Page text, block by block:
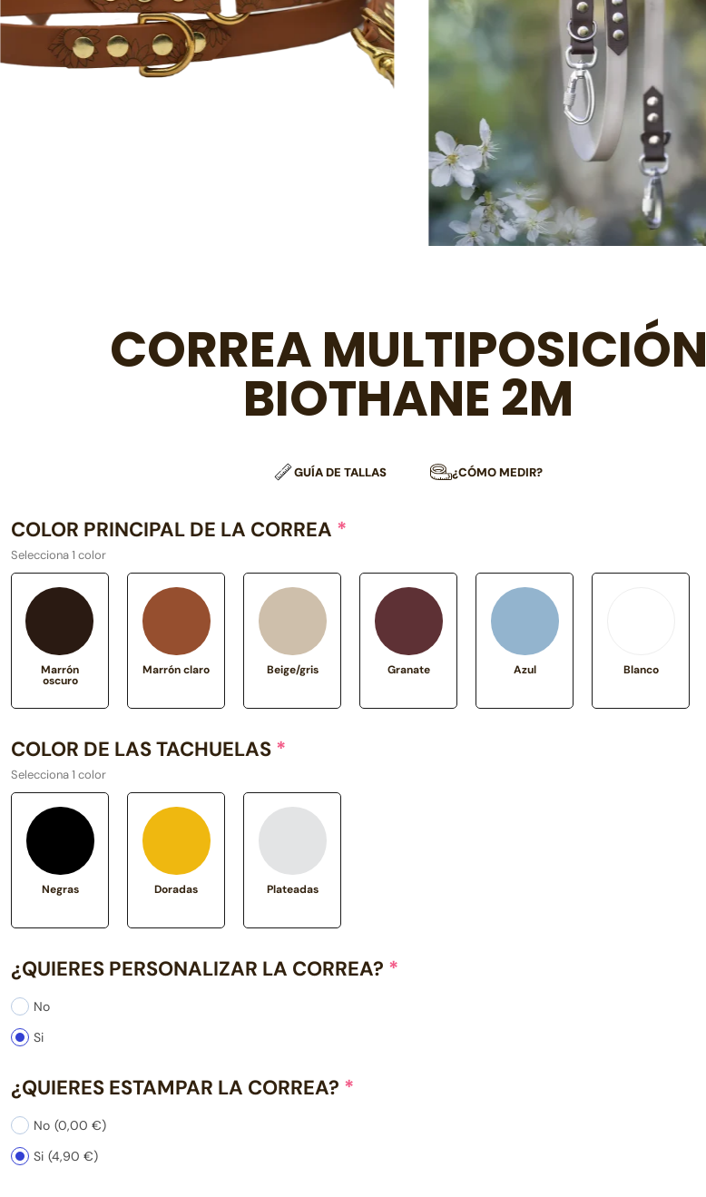
CORREA MULTIPOSICIÓN
BIOTHANE 2M
GUÍA DE TALLAS ¿CÓMO MEDIR?
COLOR PRINCIPAL DE LA CORREA *
Selecciona 1 color
Marrón
oscuro
Marrón claro Beige/gris Granate Azul Blanco
COLOR DE LAS TACHUELAS *
Selecciona 1 color
Negras Doradas Plateadas
¿QUIERES PERSONALIZAR LA CORREA? *
No
Si
¿QUIERES ESTAMPAR LA CORREA? *
No (0,00 €)
Si (4,90 €)